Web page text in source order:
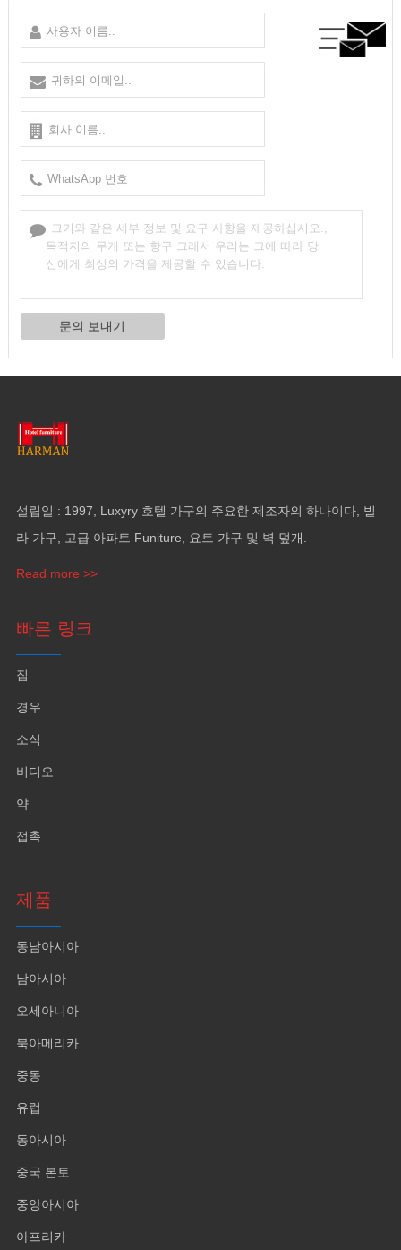
설립일 : 1997, Luxyry 호텔 가구의 주요한 제조자의 하나이다, 빌
라 가구, 고급 아파트 Funiture, 요트 가구 및 벽 덮개.
Read more >>
빠른 링크
집
경우
소식
비디오
약
접촉
제품
동남아시아
남아시아
오세아니아
북아메리카
중동
유럽
동아시아
중국 본토
중앙아시아
아프리카